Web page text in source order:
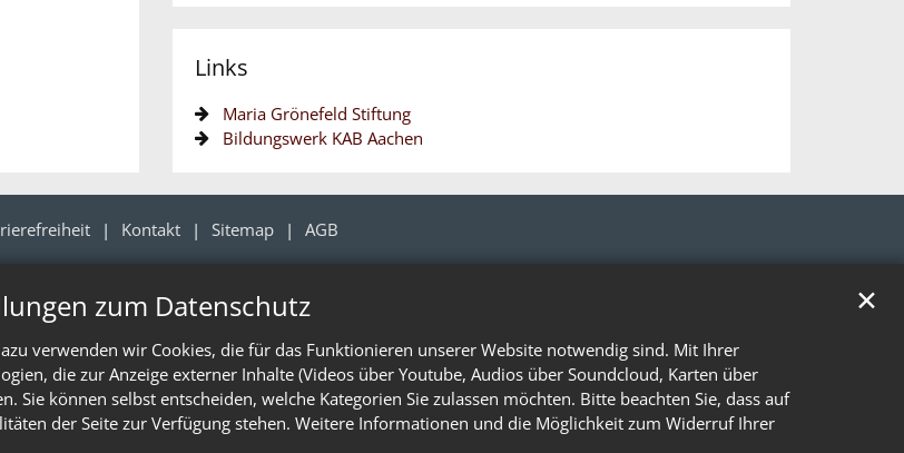
zum Datenschutz
verwenden wir Cookies, die für das Funktionieren unserer Website notwendig sind. Mit Ihrer
die zur Anzeige externer Inhalte (Videos über Youtube, Audios über Soundcloud, Karten über
Sie können selbst entscheiden, welche Kategorien Sie zulassen möchten. Bitte beachten Sie, dass auf
der Seite zur Verfügung stehen. Weitere Informationen und die Möglichkeit zum Widerruf Ihrer
✕
Links
Maria Grönefeld Stiftung
Bildungswerk KAB Aachen
Kontakt Sitemap AGB